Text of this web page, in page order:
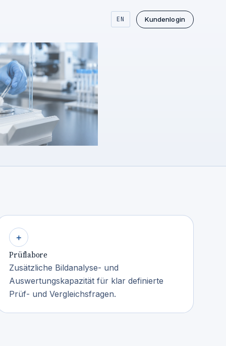
EN Kunden­login
＋
Prüflabore
Zusätzliche Bildanalyse- und
Auswertungskapazität für klar definierte
Prüf- und Vergleichsfragen.